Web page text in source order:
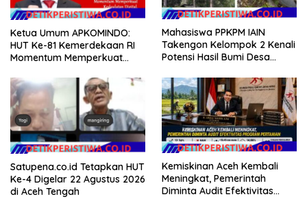
Ketua Umum APKOMINDO:
HUT Ke-81 Kemerdekaan RI
Momentum Memperkuat
Teknologi, dan Kepastian
Hukum Menuju Indonesia
Emas 2045
Mahasiswa PPKPM IAIN
Takengon Kelompok 2 Kenali
Potensi Hasil Bumi Desa
Satupena.co.id Tetapkan HUT
Ke-4 Digelar 22 Agustus 2026
di Aceh Tengah
Kemiskinan Aceh Kembali
Meningkat, Pemerintah
Diminta Audit Efektivitas